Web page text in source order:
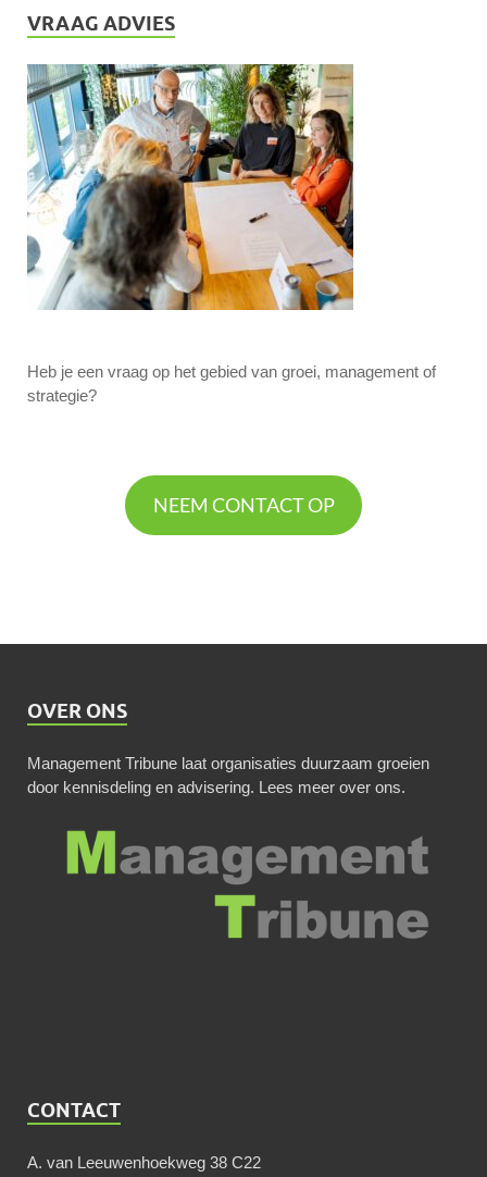
VRAAG ADVIES
Heb je een vraag op het gebied van groei, management of
strategie?
NEEM CONTACT OP
OVER ONS
Management Tribune laat organisaties duurzaam groeien
door kennisdeling en advisering. Lees meer over ons.
CONTACT
A. van Leeuwenhoekweg 38 C22